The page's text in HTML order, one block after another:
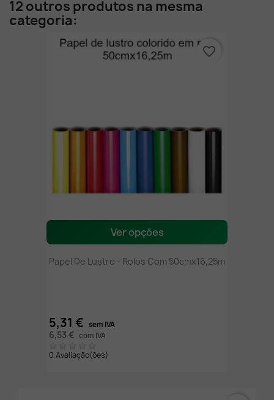
12 outros produtos na mesma
categoria:
Ver opções
Papel De Lustro - Rolos Com 50cmx16,25m
5,31 € sem IVA
6,53 € com IVA
0 Avaliação(ões)
favorite_border